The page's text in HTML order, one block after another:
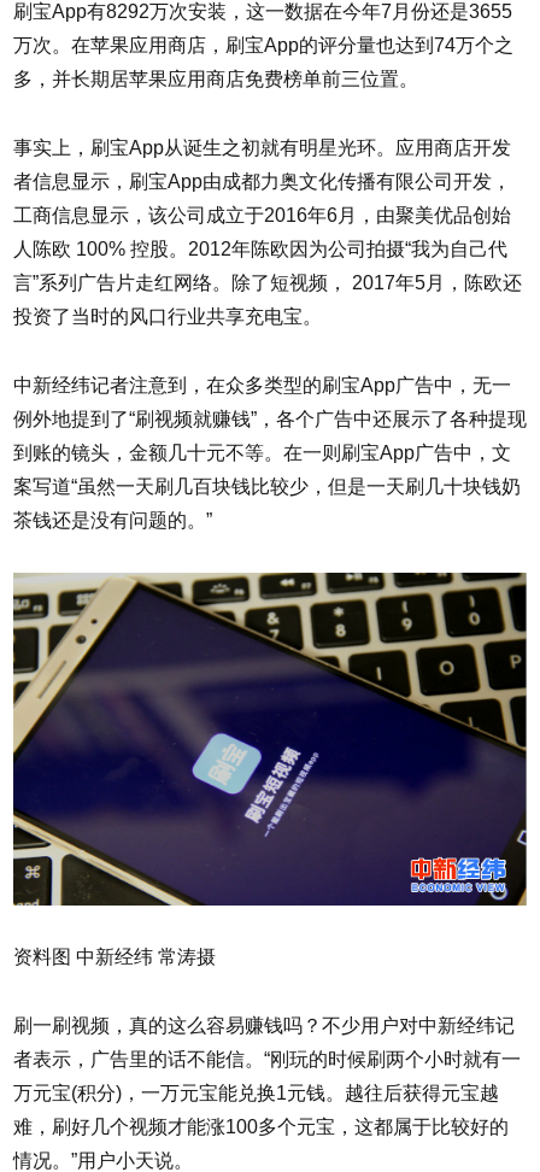
刷宝App有8292万次安装，这一数据在今年7月份还是3655
万次。在苹果应用商店，刷宝App的评分量也达到74万个之
多，并长期居苹果应用商店免费榜单前三位置。
事实上，刷宝App从诞生之初就有明星光环。应用商店开发
者信息显示，刷宝App由成都力奥文化传播有限公司开发，
工商信息显示，该公司成立于2016年6月，由聚美优品创始
人陈欧 100% 控股。2012年陈欧因为公司拍摄“我为自己代
言”系列广告片走红网络。除了短视频， 2017年5月，陈欧还
投资了当时的风口行业共享充电宝。
中新经纬记者注意到，在众多类型的刷宝App广告中，无一
例外地提到了“刷视频就赚钱”，各个广告中还展示了各种提现
到账的镜头，金额几十元不等。在一则刷宝App广告中，文
案写道“虽然一天刷几百块钱比较少，但是一天刷几十块钱奶
茶钱还是没有问题的。”
资料图 中新经纬 常涛摄
刷一刷视频，真的这么容易赚钱吗？不少用户对中新经纬记
者表示，广告里的话不能信。“刚玩的时候刷两个小时就有一
万元宝(积分)，一万元宝能兑换1元钱。越往后获得元宝越
难，刷好几个视频才能涨100多个元宝，这都属于比较好的
情况。”用户小天说。